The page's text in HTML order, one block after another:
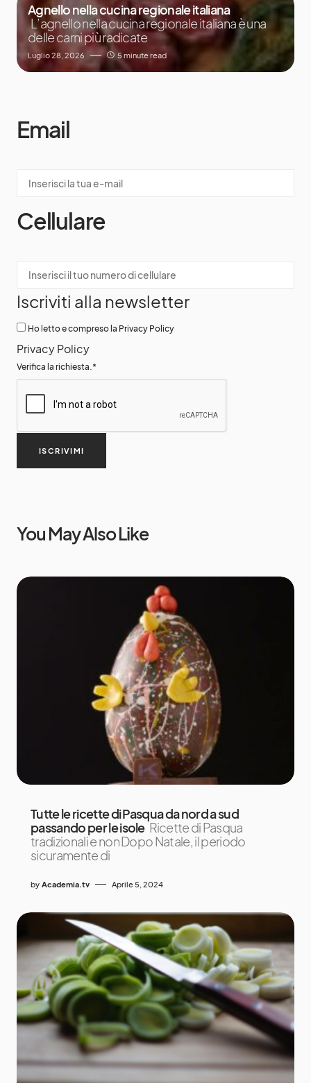
Agnello nella cucina regionale italiana
L’agnello nella cucina regionale italiana è una
delle carni più radicate
Luglio 28, 2026 5 minute read
Email
Cellulare
Iscriviti alla newsletter
Ho letto e compreso la Privacy Policy
Privacy Policy
Verifica la richiesta. *
ISCRIVIMI
You May Also Like
Tutte le ricette di Pasqua da nord a sud
passando per le isole Ricette di Pasqua
tradizionali e non Dopo Natale, il periodo
sicuramente di
by Academia.tv Aprile 5, 2024